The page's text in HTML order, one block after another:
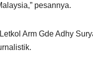
pesannya.
Arm Gde Adhy